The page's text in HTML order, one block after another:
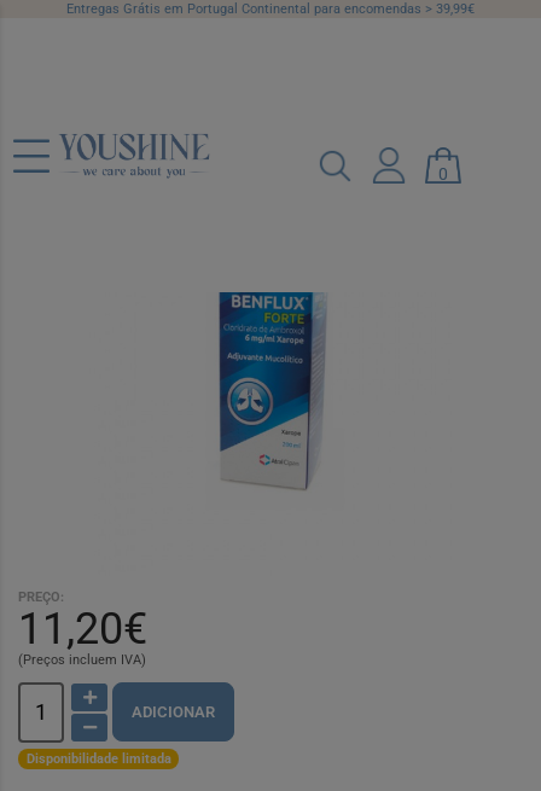
Entregas Grátis em Portugal Continental para encomendas > 39,99€
0
Benflux Forte, 6 mg/mL-200 mL x 1 xar
medida
PREÇO:
11,20€
(Preços incluem IVA)
ADICIONAR
Disponibilidade limitada